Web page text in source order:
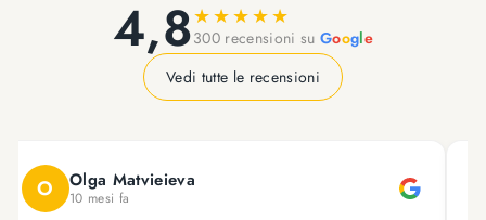
4,8★★★★★
300 recensioni suGoogle
Vedi tutte le recensioni
O Olga Matvieieva
10 mesi fa